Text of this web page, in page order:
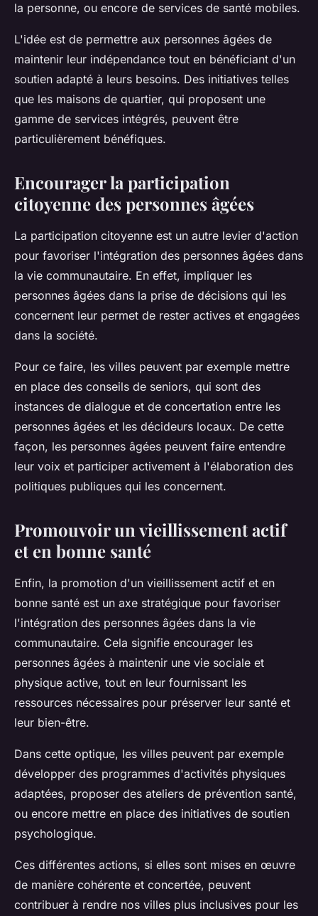
la personne, ou encore de services de santé mobiles.
L'idée est de permettre aux personnes âgées de
maintenir leur indépendance tout en bénéficiant d'un
soutien adapté à leurs besoins. Des initiatives telles
que les maisons de quartier, qui proposent une
gamme de services intégrés, peuvent être
particulièrement bénéfiques.
Encourager la participation
citoyenne des personnes âgées
La participation citoyenne est un autre levier d'action
pour favoriser l'intégration des personnes âgées dans
la vie communautaire. En effet, impliquer les
personnes âgées dans la prise de décisions qui les
concernent leur permet de rester actives et engagées
dans la société.
Pour ce faire, les villes peuvent par exemple mettre
en place des conseils de seniors, qui sont des
instances de dialogue et de concertation entre les
personnes âgées et les décideurs locaux. De cette
façon, les personnes âgées peuvent faire entendre
leur voix et participer activement à l'élaboration des
politiques publiques qui les concernent.
Promouvoir un vieillissement actif
et en bonne santé
Enfin, la promotion d'un vieillissement actif et en
bonne santé est un axe stratégique pour favoriser
l'intégration des personnes âgées dans la vie
communautaire. Cela signifie encourager les
personnes âgées à maintenir une vie sociale et
physique active, tout en leur fournissant les
ressources nécessaires pour préserver leur santé et
leur bien-être.
Dans cette optique, les villes peuvent par exemple
développer des programmes d'activités physiques
adaptées, proposer des ateliers de prévention santé,
ou encore mettre en place des initiatives de soutien
psychologique.
Ces différentes actions, si elles sont mises en œuvre
de manière cohérente et concertée, peuvent
contribuer à rendre nos villes plus inclusives pour les